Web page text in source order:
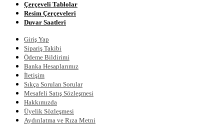
Çerçeveli Tablolar
Resim Çerçeveleri
Duvar Saatleri
Giriş Yap
Sipariş Takibi
Ödeme Bildirimi
Banka Hesaplarımız
İletişim
Sıkça Sorulan Sorular
Mesafeli Satış Sözleşmesi
Hakkımızda
Üyelik Sözleşmesi
Aydınlatma ve Rıza Metni